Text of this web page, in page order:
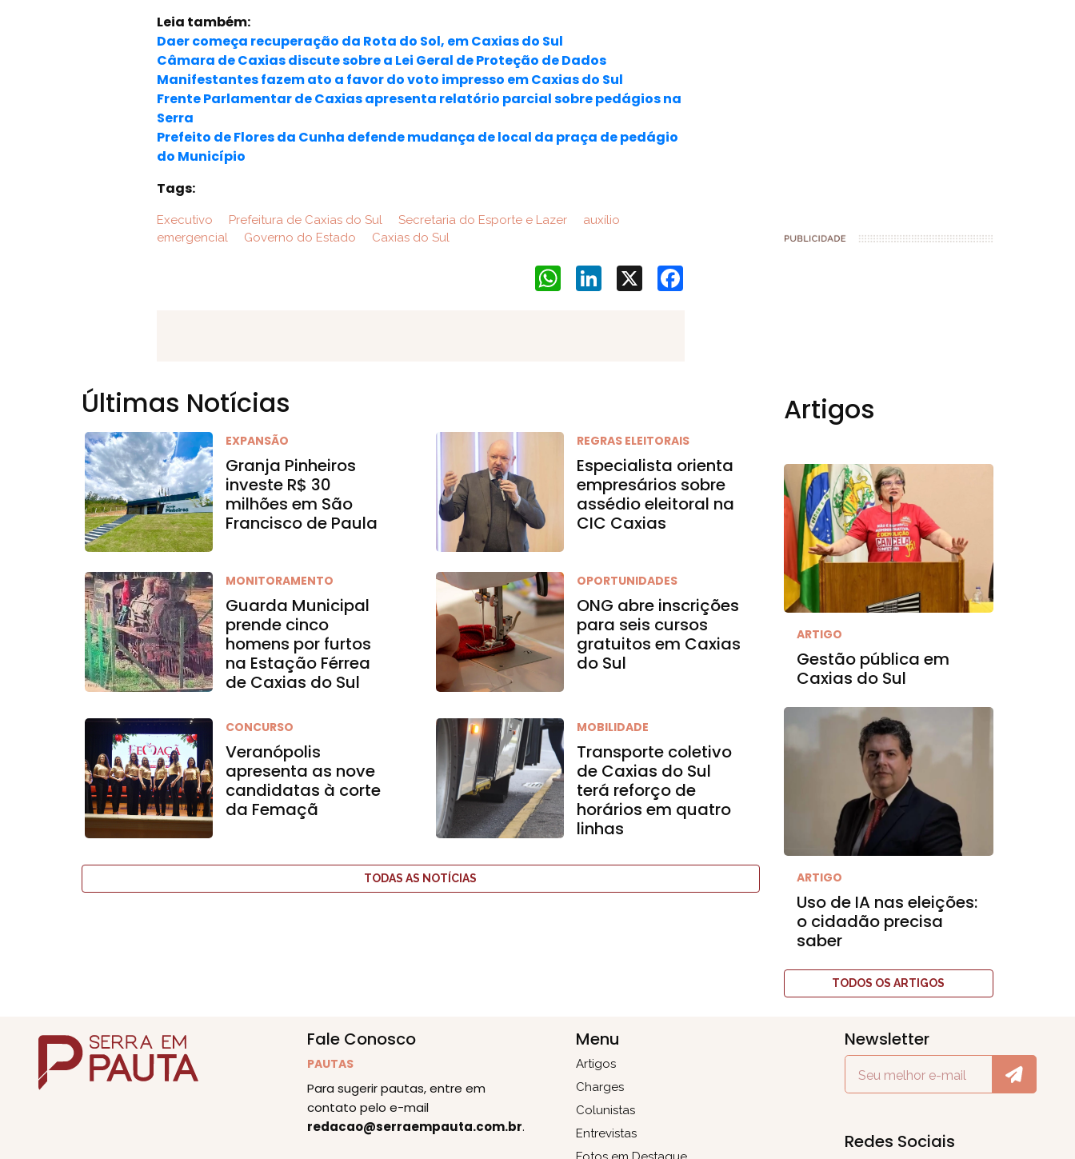
Leia também:
Daer começa recuperação da Rota do Sol, em Caxias do Sul
Câmara de Caxias discute sobre a Lei Geral de Proteção de Dados
Manifestantes fazem ato a favor do voto impresso em Caxias do Sul
Frente Parlamentar de Caxias apresenta relatório parcial sobre pedágios na
Serra
Prefeito de Flores da Cunha defende mudança de local da praça de pedágio
do Município
Tags:
Executivo Prefeitura de Caxias do Sul Secretaria do Esporte e Lazer
auxílio
emergencial
Governo do Estado Caxias do Sul
Facebook
X
LinkedIn
WhatsApp
Últimas Notícias
EXPANSÃO
Granja Pinheiros
investe R$ 30
milhões em São
Francisco de Paula
REGRAS ELEITORAIS
Especialista orienta
empresários sobre
assédio eleitoral na
CIC Caxias
MONITORAMENTO
Guarda Municipal
prende cinco
homens por furtos
na Estação Férrea
de Caxias do Sul
OPORTUNIDADES
ONG abre inscrições
para seis cursos
gratuitos em Caxias
do Sul
CONCURSO
Veranópolis
apresenta as nove
candidatas à corte
da Femaçã
MOBILIDADE
Transporte coletivo
de Caxias do Sul
terá reforço de
horários em quatro
linhas
TODAS AS NOTÍCIAS
Artigos
ARTIGO
Gestão pública em
Caxias do Sul
ARTIGO
Uso de IA nas eleições:
o cidadão precisa
saber
TODOS OS ARTIGOS
Fale Conosco
PAUTAS
Para sugerir pautas, entre em
contato pelo e-mail
redacao@serraempauta.com.br.
Menu
Artigos
Charges
Colunistas
Entrevistas
Newsletter
Redes Sociais